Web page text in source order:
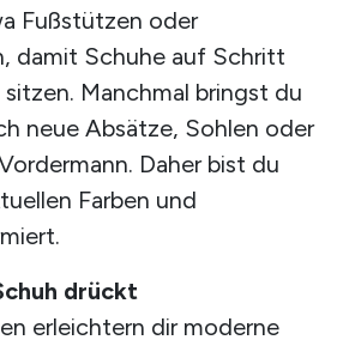
Fußstützen oder
damit Schuhe auf Schritt
Manchmal bringst du
neue Absätze, Sohlen oder
Daher bist du
Farben und
drückt
erleichtern dir moderne